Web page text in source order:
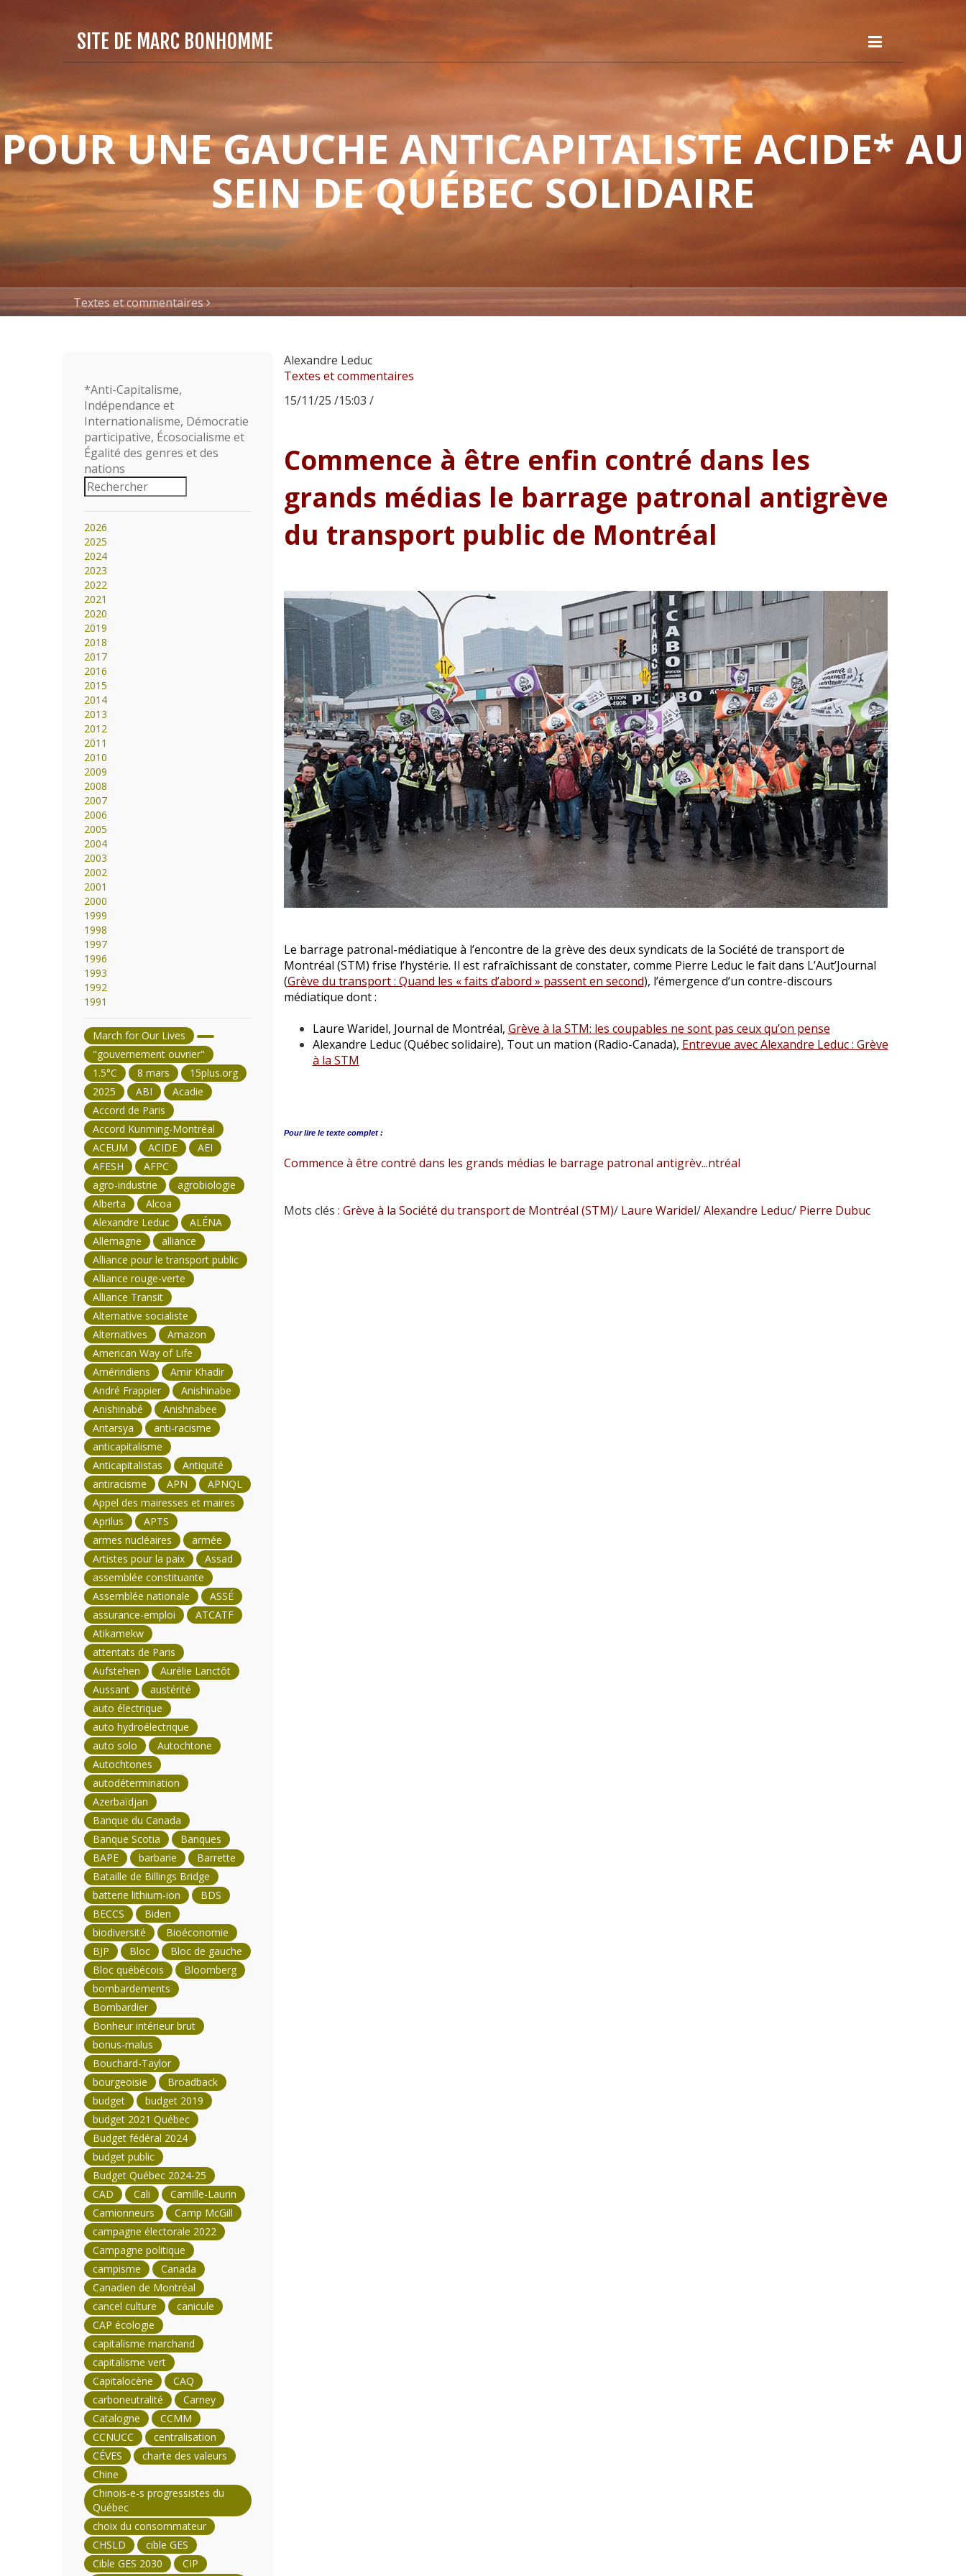
SITE DE MARC BONHOMME
POUR UNE GAUCHE ANTICAPITALISTE ACIDE* AU
SEIN DE QUÉBEC SOLIDAIRE
Textes et commentaires
Alexandre Leduc
Textes et commentaires
15/11/25 /15:03 /
Commence à être enfin contré dans les
grands médias le barrage patronal antigrève
du transport public de Montréal
Le barrage patronal-médiatique à l’encontre de la grève des deux syndicats de la Société de transport de
Montréal (STM) frise l’hystérie. Il est rafraîchissant de constater, comme Pierre Leduc le fait dans L’Aut’Journal
(Grève du transport : Quand les « faits d’abord » passent en second), l’émergence d’un contre-discours
médiatique dont :
Laure Waridel, Journal de Montréal, Grève à la STM: les coupables ne sont pas ceux qu’on pense
Alexandre Leduc (Québec solidaire), Tout un mation (Radio-Canada), Entrevue avec Alexandre Leduc : Grève
à la STM
Pour lire le texte complet :
Commence à être contré dans les grands médias le barrage patronal antigrèv...ntréal
Mots clés : Grève à la Société du transport de Montréal (STM)/Laure Waridel/Alexandre Leduc/Pierre Dubuc
*Anti-Capitalisme,
Indépendance et
Internationalisme, Démocratie
participative, Écosocialisme et
Égalité des genres et des
nations
2026
2025
2024
2023
2022
2021
2020
2019
2018
2017
2016
2015
2014
2013
2012
2011
2010
2009
2008
2007
2006
2005
2004
2003
2002
2001
2000
1999
1998
1997
1996
1993
1992
1991
March for Our Lives
"gouvernement ouvrier"
1.5°C
8 mars
15plus.org
2025
ABI
Acadie
Accord de Paris
Accord Kunming-Montréal
ACEUM
ACIDE
AEI
AFESH
AFPC
agro-industrie
agrobiologie
Alberta
Alcoa
Alexandre Leduc
ALÉNA
Allemagne
alliance
Alliance pour le transport public
Alliance rouge-verte
Alliance Transit
Alternative socialiste
Alternatives
Amazon
American Way of Life
Amérindiens
Amir Khadir
André Frappier
Anishinabe
Anishinabé
Anishnabee
Antarsya
anti-racisme
anticapitalisme
Anticapitalistas
Antiquité
antiracisme
APN
APNQL
Appel des mairesses et maires
Aprilus
APTS
armes nucléaires
armée
Artistes pour la paix
Assad
assemblée constituante
Assemblée nationale
ASSÉ
assurance-emploi
ATCATF
Atikamekw
attentats de Paris
Aufstehen
Aurélie Lanctôt
Aussant
austérité
auto électrique
auto hydroélectrique
auto solo
Autochtone
Autochtones
autodétermination
Azerbaïdjan
Banque du Canada
Banque Scotia
Banques
BAPE
barbarie
Barrette
Bataille de Billings Bridge
batterie lithium-ion
BDS
BECCS
Biden
biodiversité
Bioéconomie
BJP
Bloc
Bloc de gauche
Bloc québécois
Bloomberg
bombardements
Bombardier
Bonheur intérieur brut
bonus-malus
Bouchard-Taylor
bourgeoisie
Broadback
budget
budget 2019
budget 2021 Québec
Budget fédéral 2024
budget public
Budget Québec 2024-25
CAD
Cali
Camille-Laurin
Camionneurs
Camp McGill
campagne électorale 2022
Campagne politique
campisme
Canada
Canadien de Montréal
cancel culture
canicule
CAP écologie
capitalisme marchand
capitalisme vert
Capitalocène
CAQ
carboneutralité
Carney
Catalogne
CCMM
CCNUCC
centralisation
CÉVES
charte des valeurs
Chine
Chinois-e-s progressistes du
Québec
choix du consommateur
CHSLD
cible GES
Cible GES 2030
CIP